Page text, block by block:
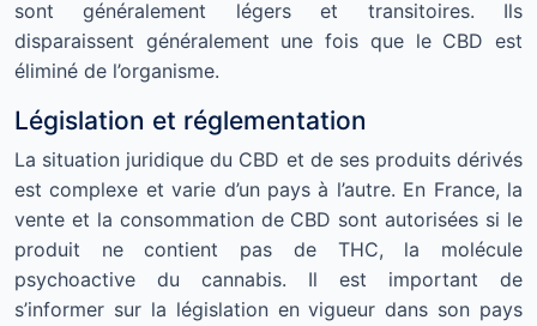
sont généralement légers et transitoires. Ils
disparaissent généralement une fois que le CBD est
éliminé de l’organisme.
Législation et réglementation
La situation juridique du CBD et de ses produits dérivés
est complexe et varie d’un pays à l’autre. En France, la
vente et la consommation de CBD sont autorisées si le
produit ne contient pas de THC, la molécule
psychoactive du cannabis. Il est important de
s’informer sur la législation en vigueur dans son pays